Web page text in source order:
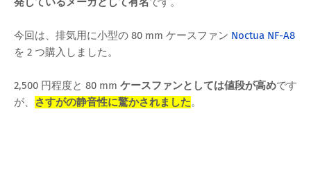
今回は、排気用に小型の 80 mm ケースファン Noctua NF-A8
を 2 つ購入しました。
2,500 円程度と 80 mm ケースファンとしては値段が高めです
が、
さすがの静音性に驚かされました。